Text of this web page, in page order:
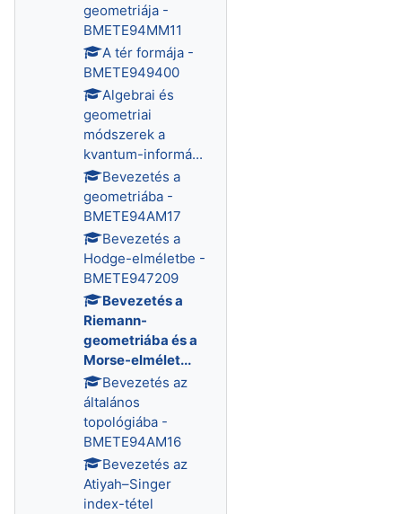
geometriája -
BMETE94MM11
A tér formája -
BMETE949400
Algebrai és
geometriai
módszerek a
kvantum-informá...
Bevezetés a
geometriába -
BMETE94AM17
Bevezetés a
Hodge-elméletbe -
BMETE947209
Bevezetés a
Riemann-
geometriába és a
Morse-elmélet...
Bevezetés az
általános
topológiába -
BMETE94AM16
Bevezetés az
Atiyah–Singer
index-tétel